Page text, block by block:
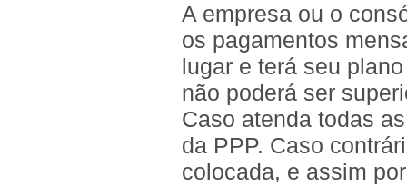
A empresa ou o
os pagamentos
lugar e terá seu
não poderá ser
Caso atenda todas
da PPP. Caso
colocada, e assim